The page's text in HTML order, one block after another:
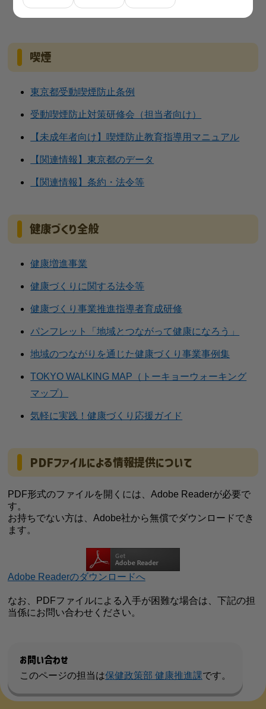
野菜たっぷり！簡単レシピ
喫煙
東京都受動喫煙防止条例
受動喫煙防止対策研修会（担当者向け）
【未成年者向け】喫煙防止教育指導用マニュアル
【関連情報】東京都のデータ
【関連情報】条約・法令等
健康づくり全般
健康増進事業
健康づくりに関する法令等
健康づくり事業推進指導者育成研修
パンフレット「地域とつながって健康になろう」
地域のつながりを通じた健康づくり事業事例集
TOKYO WALKING MAP（トーキョーウォーキング
マップ）
気軽に実践！健康づくり応援ガイド
PDFファイルによる情報提供について
PDF形式のファイルを開くには、Adobe Readerが必要で
す。
お持ちでない方は、Adobe社から無償でダウンロードでき
ます。
Adobe Readerのダウンロードへ
なお、PDFファイルによる入手が困難な場合は、下記の担
当係にお問い合わせください。
お問い合わせ
このページの担当は保健政策部 健康推進課です。